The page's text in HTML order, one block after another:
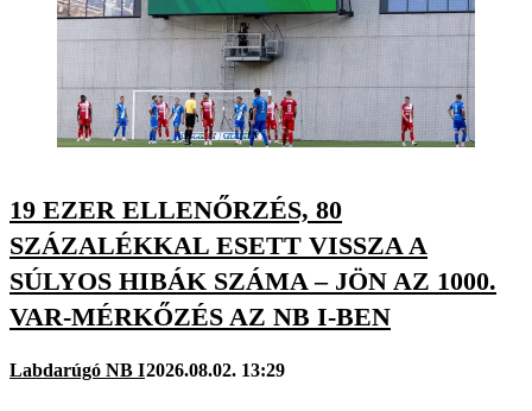
19 EZER ELLENŐRZÉS, 80
SZÁZALÉKKAL ESETT VISSZA A
SÚLYOS HIBÁK SZÁMA – JÖN AZ 1000.
VAR-MÉRKŐZÉS AZ NB I-BEN
Labdarúgó NB I2026.08.02. 13:29